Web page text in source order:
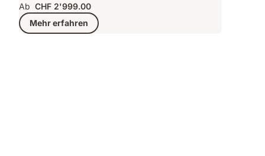
Ab CHF 2'999.00
Mehr erfahren